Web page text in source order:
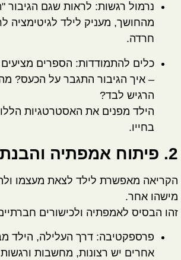
נרמול רגשות: לראות שגם הגיבור
מהחושך, מעניק לילד לגיטימציה
חרדה.
כלים להתמודדות: הספרים מציעים
– איך הגיבור התגבר על הכעס?
הרגיש לבד?
הילד מפנים את האסטרטגיות הללו
בחייו.
2. פיתוח אמפתיה והבנת ה"אחר"
הקריאה מאפשרת לילד לצאת מעצמו
מישהו אחר.
זהו הבסיס לאמפתיה ולכישורים
פרספקטיבה: דרך העלילה, הילד
אחרים יש רצונות, מחשבות